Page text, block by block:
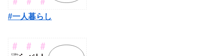
#一人暮らし